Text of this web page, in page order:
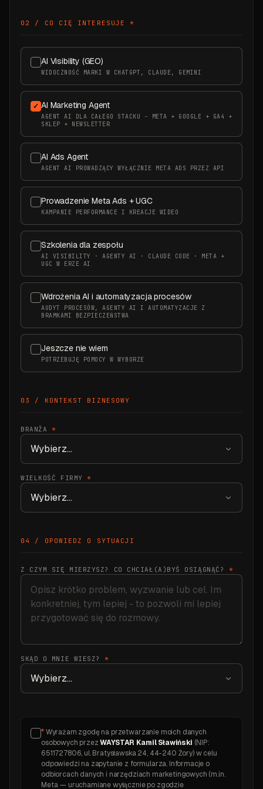
02 / CO CIĘ INTERESUJE*
AI Visibility (GEO)
WIDOCZNOŚĆ MARKI W CHATGPT, CLAUDE, GEMINI
AI Marketing Agent
AGENT AI DLA CAŁEGO STACKU - META + GOOGLE + GA4 +
SKLEP + NEWSLETTER
AI Ads Agent
AGENT AI PROWADZĄCY WYŁĄCZNIE META ADS PRZEZ API
Prowadzenie Meta Ads + UGC
KAMPANIE PERFORMANCE I KREACJE WIDEO
Szkolenia dla zespołu
AI VISIBILITY · AGENTY AI · CLAUDE CODE · META +
UGC W ERZE AI
Wdrożenia AI i automatyzacja procesów
AUDYT PROCESÓW, AGENTY AI I AUTOMATYZACJE Z
BRAMKAMI BEZPIECZEŃSTWA
Jeszcze nie wiem
POTRZEBUJĘ POMOCY W WYBORZE
03 / KONTEKST BIZNESOWY
BRANŻA *
WIELKOŚĆ FIRMY*
04 / OPOWIEDZ O SYTUACJI
Z CZYM SIĘ MIERZYSZ? CO CHCIAŁ(A)BYŚ OSIĄGNĄĆ? *
SKĄD O MNIE WIESZ?*
*Wyrażam zgodę na przetwarzanie moich danych
osobowych przezWAYSTAR Kamil Sławiński (NIP:
6511727806, ul. Bratysławska 24, 44-240 Żory) w celu
odpowiedzi na zapytanie z formularza. Informacje o
odbiorcach danych i narzędziach marketingowych (m.in.
Meta — uruchamiane wyłącznie po zgodzie